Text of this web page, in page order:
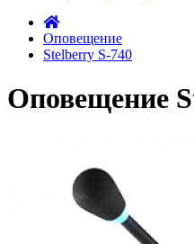
Оповещение
Stelberry S-740
Оповещение